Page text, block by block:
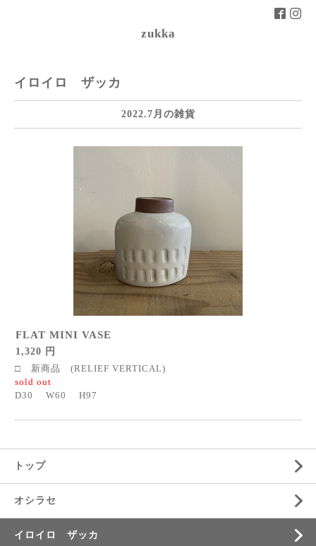
zukka
イロイロ ザッカ
2022.7月の雑貨
FLAT MINI VASE
1,320 円
□ 新商品 (RELIEF VERTICAL)
sold out
D30 W60 H97
トップ
オシラセ
イロイロ ザッカ